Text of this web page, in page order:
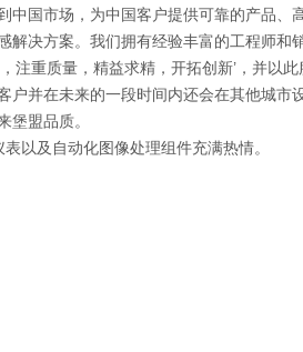
国市场，为中国客户提供可靠的产品、
决方案。我们拥有经验丰富的工程师和
重质量，精益求精，开拓创新’，并以此
并在未来的一段时间内还会在其他城市
堡盟品质。
以及自动化图像处理组件充满热情。